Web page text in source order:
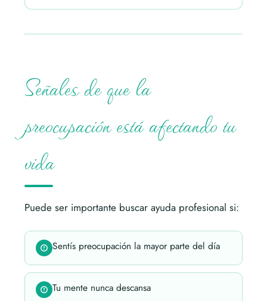
Señales de que la
preocupación está afectando tu
vida
Puede ser importante buscar ayuda profesional si:
Sentís preocupación la mayor parte del día
Tu mente nunca descansa